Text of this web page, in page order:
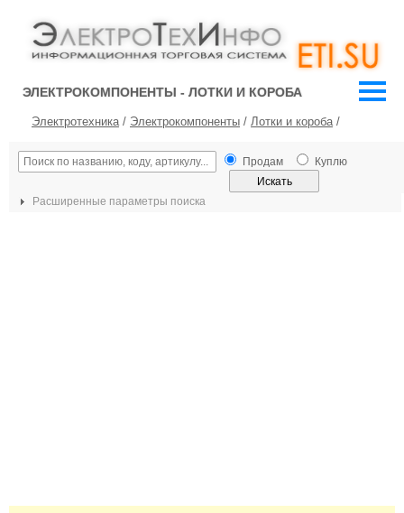
ЭЛЕКТРОКОМПОНЕНТЫ - ЛОТКИ И КОРОБА
Электротехника/ Электрокомпоненты / Лотки и короба/
Продам Куплю
Расширенные параметры поиска